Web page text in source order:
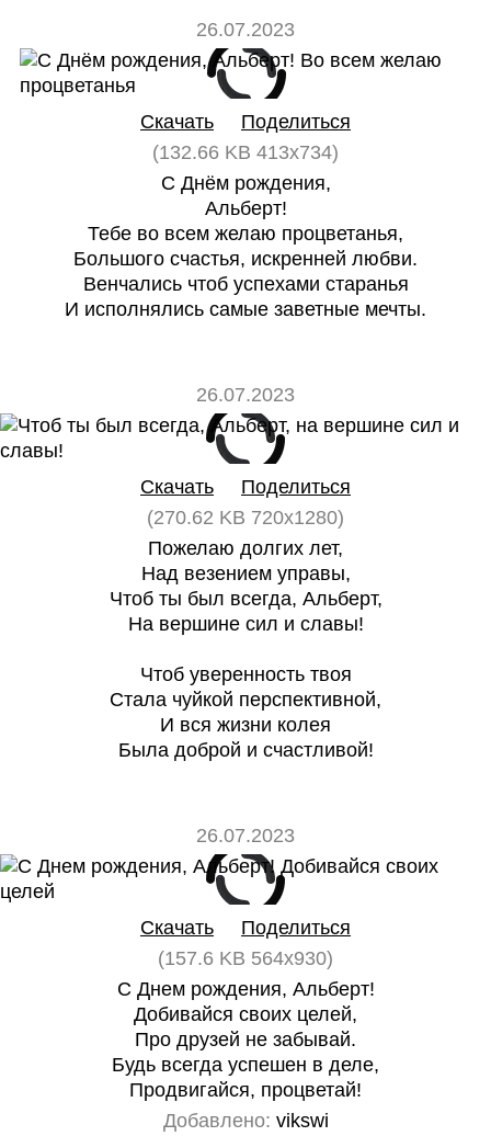
26.07.2023
0
Скачать
Поделиться
(132.66 KB 413x734)
С Днём рождения,
Альберт!
Тебе во всем желаю процветанья,
Большого счастья, искренней любви.
Венчались чтоб успехами старанья
И исполнялись самые заветные мечты.
26.07.2023
0 0
Скачать
Поделиться
(270.62 KB 720x1280)
Пожелаю долгих лет,
Над везением управы,
Чтоб ты был всегда, Альберт,
На вершине сил и славы!
Чтоб уверенность твоя
Стала чуйкой перспективной,
И вся жизни колея
Была доброй и счастливой!
26.07.2023
0
Скачать
Поделиться
(157.6 KB 564x930)
С Днем рождения, Альберт!
Добивайся своих целей,
Про друзей не забывай.
Будь всегда успешен в деле,
Продвигайся, процветай!
Добавлено: vikswi